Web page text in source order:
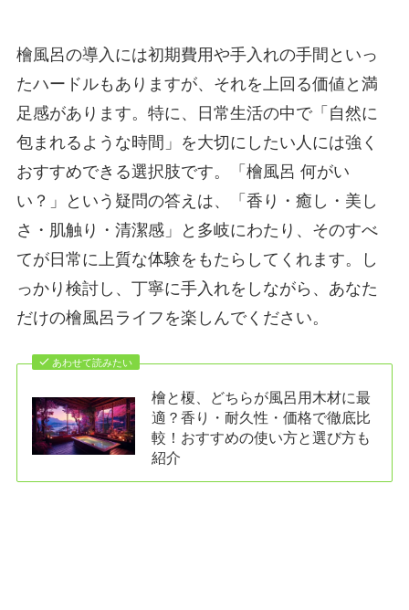
檜風呂の導入には初期費用や手入れの手間といっ
たハードルもありますが、それを上回る価値と満
足感があります。特に、日常生活の中で「自然に
包まれるような時間」を大切にしたい人には強く
おすすめできる選択肢です。「檜風呂 何がい
い？」という疑問の答えは、「香り・癒し・美し
さ・肌触り・清潔感」と多岐にわたり、そのすべ
てが日常に上質な体験をもたらしてくれます。し
っかり検討し、丁寧に手入れをしながら、あなた
だけの檜風呂ライフを楽しんでください。
あわせて読みたい
檜と榎、どちらが風呂用木材に最
適？香り・耐久性・価格で徹底比
較！おすすめの使い方と選び方も
紹介